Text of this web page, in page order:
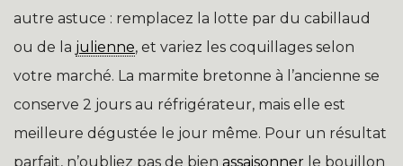
autre astuce : remplacez la lotte par du cabillaud
ou de la julienne, et variez les coquillages selon
votre marché. La marmite bretonne à l’ancienne se
conserve 2 jours au réfrigérateur, mais elle est
meilleure dégustée le jour même. Pour un résultat
parfait, n’oubliez pas de bien assaisonner le bouillon